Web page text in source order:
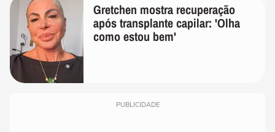
Gretchen mostra recuperação
após transplante capilar: 'Olha
como estou bem'
PUBLICIDADE